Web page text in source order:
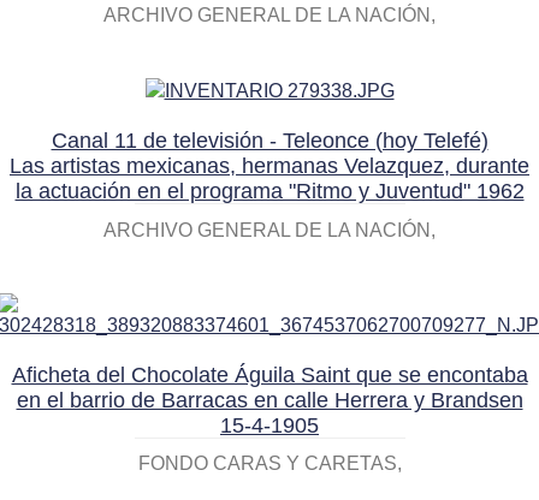
ARCHIVO GENERAL DE LA NACIÓN
Canal 11 de televisión - Teleonce (hoy Telefé)
Las artistas mexicanas, hermanas Velazquez, durante
la actuación en el programa "Ritmo y Juventud" 1962
ARCHIVO GENERAL DE LA NACIÓN
Aficheta del Chocolate Águila Saint que se encontaba
en el barrio de Barracas en calle Herrera y Brandsen
15-4-1905
FONDO CARAS Y CARETAS